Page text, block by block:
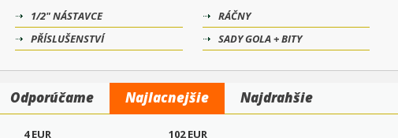
1/2" NÁSTAVCE
PŘÍSLUŠENSTVÍ
RÁČNY
SADY GOLA + BITY
Odporúčame Najlacnejšie Najdrahšie
4EUR 102EUR